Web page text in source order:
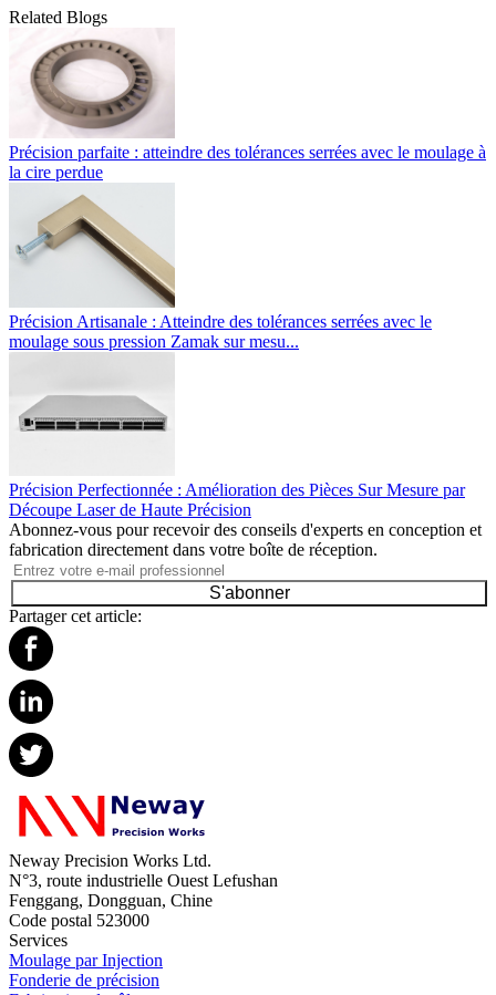
Related Blogs
Précision parfaite : atteindre des tolérances serrées avec le moulage à
la cire perdue
Précision Artisanale : Atteindre des tolérances serrées avec le
moulage sous pression Zamak sur mesu...
Précision Perfectionnée : Amélioration des Pièces Sur Mesure par
Découpe Laser de Haute Précision
Abonnez-vous pour recevoir des conseils d'experts en conception et
fabrication directement dans votre boîte de réception.
S'abonner
Partager cet article:
Neway Precision Works Ltd.
N°3, route industrielle Ouest Lefushan
Fenggang, Dongguan, Chine
Code postal 523000
Services
Moulage par Injection
Fonderie de précision